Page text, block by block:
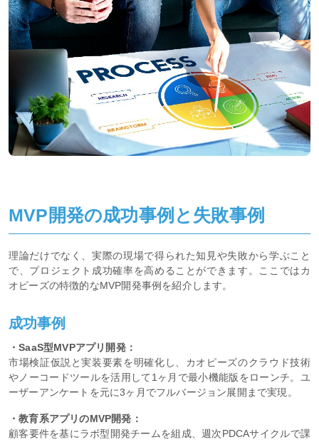
MVP開発の成功事例と失敗事例
理論だけでなく、実際の現場で得られた知見や失敗から学ぶこと
で、プロジェクト成功確率を高めることができます。ここではカ
オピーズの特徴的なMVP開発事例を紹介します。
成功事例
・SaaS型MVPアプリ開発：
市場検証仮説と実装要素を明確化し、カオピーズのクラウド技術
やノーコードツールを活用して1ヶ月で最小機能版をローンチ。ユ
ーザーアンケートを元に3ヶ月でフルバージョン展開まで実現。
・教育系アプリのMVP開発：
顧客要件を基にラボ型開発チームを組成、週次PDCAサイクルで課